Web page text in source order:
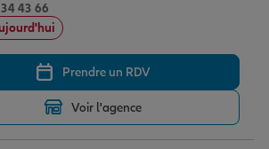
43 66
Prendre un RDV
Voir l'agence